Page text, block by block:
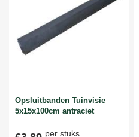
Opsluitbanden Tuinvisie
5x15x100cm antraciet
per stuks